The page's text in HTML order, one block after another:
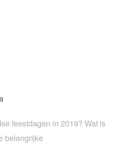
feestdagen in 2019? Wat is
belangrijke